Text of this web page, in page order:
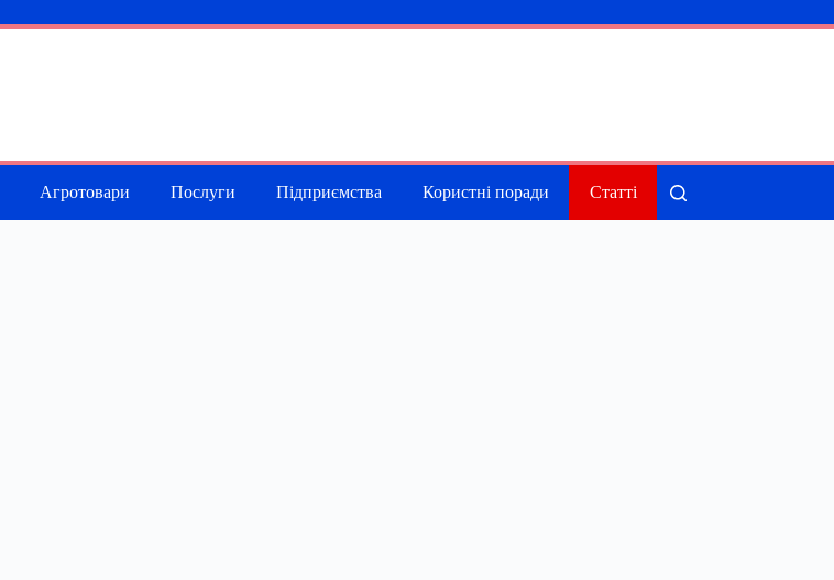
Агротовари Послуги Підприємства Користні поради Статті